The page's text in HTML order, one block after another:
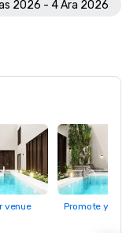
2026 - 4 Ara 2026
venue Promote your